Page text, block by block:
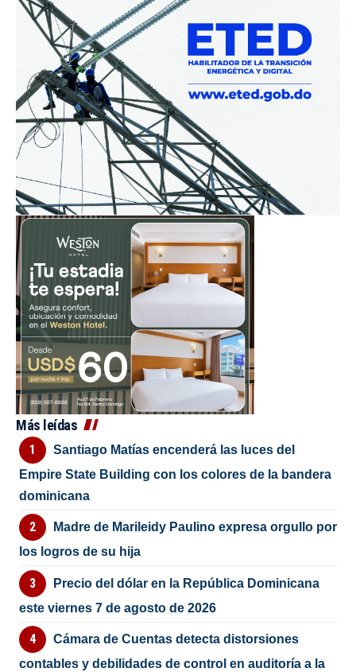
Más leídas
Santiago Matías encenderá las luces del
Empire State Building con los colores de la bandera
dominicana
Madre de Marileidy Paulino expresa orgullo por
los logros de su hija
Precio del dólar en la República Dominicana
este viernes 7 de agosto de 2026
Cámara de Cuentas detecta distorsiones
contables y debilidades de control en auditoría a la